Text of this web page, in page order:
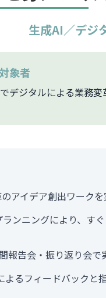
生成AI／デジ
対象者
デジタルによる業務
アイデア創出ワーク
ンニングにより、す
報告会・振り返り会で
よるフィードバックと